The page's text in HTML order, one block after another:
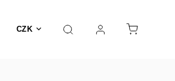
CZK
Hračky Prodejna Kontakt